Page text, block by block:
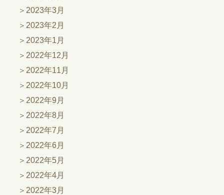
2023年3月
2023年2月
2023年1月
2022年12月
2022年11月
2022年10月
2022年9月
2022年8月
2022年7月
2022年6月
2022年5月
2022年4月
2022年3月